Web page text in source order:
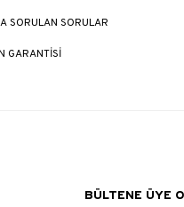
SORULAN SORULAR
GARANTİSİ
BÜLTENE ÜYE